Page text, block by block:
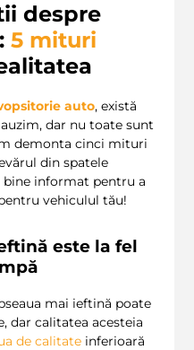
despre
: 5 mituri
auto, există
dar nu toate sunt
demonta cinci mituri
din spatele
bine informat pentru a
vehiculul tău!
este la fel
mai ieftină poate
dar calitatea acesteia
de calitate inferioară